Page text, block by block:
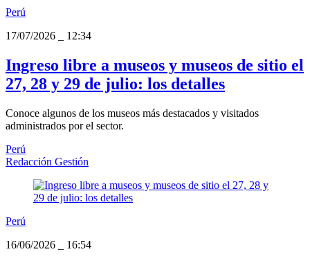
Perú
17/07/2026
12:34
Ingreso libre a museos y museos de sitio el
27, 28 y 29 de julio: los detalles
Conoce algunos de los museos más destacados y visitados
administrados por el sector.
Perú
Redacción Gestión
Perú
16/06/2026
16:54